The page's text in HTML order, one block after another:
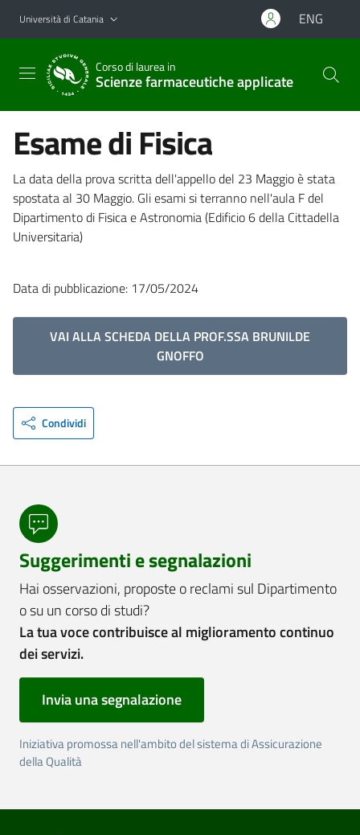
Vai al contenuto principale
Vai al menu di navigazione
Università di Catania ENG
Corso di laurea in
Scienze farmaceutiche applicate
Esame di Fisica
La data della prova scritta dell'appello del 23 Maggio è stata
spostata al 30 Maggio. Gli esami si terranno nell'aula F del
Dipartimento di Fisica e Astronomia (Edificio 6 della Cittadella
Universitaria)
Data di pubblicazione: 17/05/2024
VAI ALLA SCHEDA DELLA PROF.SSA BRUNILDE
GNOFFO
Condividi
Suggerimenti e segnalazioni
Hai osservazioni, proposte o reclami sul Dipartimento
o su un corso di studi?
La tua voce contribuisce al miglioramento continuo
dei servizi.
Invia una segnalazione
Iniziativa promossa nell'ambito del sistema di Assicurazione
della Qualità